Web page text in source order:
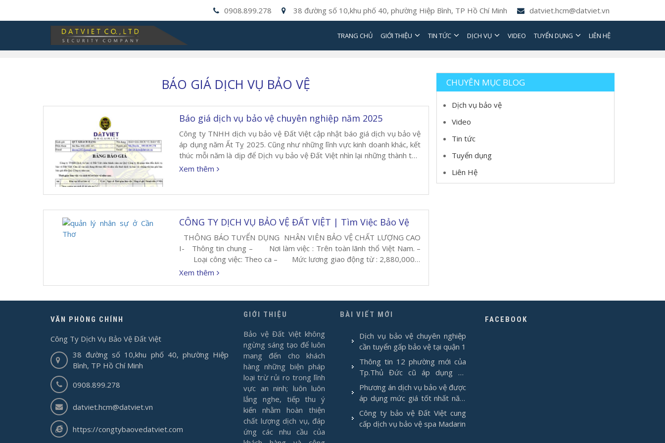
0908.899.278 38 đường số 10,khu phố 40, phường Hiệp Bình, TP Hồ Chí Minh datviet.hcm@datviet.vn
TRANG CHỦ GIỚI THIỆU TIN TỨC DỊCH VỤ VIDEO TUYỂN DỤNG LIÊN HỆ
BÁO GIÁ DỊCH VỤ BẢO VỆ
Báo giá dịch vụ bảo vệ chuyên nghiệp năm 2025
Công ty TNHH dịch vụ bảo vệ Đất Việt cập nhật báo giá dịch vụ bảo vệ
áp dụng năm Ất Tỵ 2025. Cũng như những lĩnh vực kinh doanh khác, kết
thúc mỗi năm là dịp để Dịch vụ bảo vệ Đất Việt nhìn lại những thành tựu
đã đạt, đồng thời không ngừng […]
Xem thêm
CÔNG TY DỊCH VỤ BẢO VỆ ĐẤT VIỆT | Tìm Việc Bảo Vệ
THÔNG BÁO TUYỂN DỤNG NHÂN VIÊN BẢO VỆ CHẤT LƯỢNG CAO
I- Thông tin chung – Nơi làm việc : Trên toàn lãnh thổ Việt Nam. –
Loại công việc: Theo ca – Mức lương giao động từ : 2,880,000 –
4,320,000đ (tùy vào thời gian làm việc). – Lĩnh vực: Dịch vụ bảo […]
Xem thêm
CHUYÊN MỤC BLOG
Dịch vụ bảo vệ
Video
Tin tức
Tuyển dụng
Liên Hệ
VĂN PHÒNG CHÍNH
Công Ty Dịch Vụ Bảo Vệ Đất Việt
38 đường số 10,khu phố 40, phường Hiệp
Bình, TP Hồ Chí Minh
0908.899.278
datviet.hcm@datviet.vn
https://congtybaovedatviet.com
GIỚI THIỆU
Bảo vệ Đất Việt không
ngừng sáng tạo để luôn
mang đến cho khách
hàng những biện pháp
loại trừ rủi ro trong lĩnh
vực an ninh; luôn luôn
lắng nghe, tiếp thu ý
kiến nhằm hoàn thiện
chất lượng dịch vụ, đáp
ứng các nhu cầu của
BÀI VIẾT MỚI
Dịch vụ bảo vệ chuyên nghiệp
cần tuyển gấp bảo vệ tại quận 1
Thông tin 12 phường mới của
Tp.Thủ Đức cũ áp dụng từ
1/7/2025
Phương án dịch vụ bảo vệ được
áp dụng mức giá tốt nhất năm
2026
Công ty bảo vệ Đất Việt cung
cấp dịch vụ bảo vệ spa Madarin
FACEBOOK